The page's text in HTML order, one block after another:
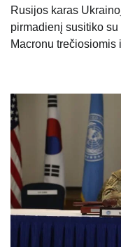
Rusijos karas
pirmadienį susitiko
Macronu